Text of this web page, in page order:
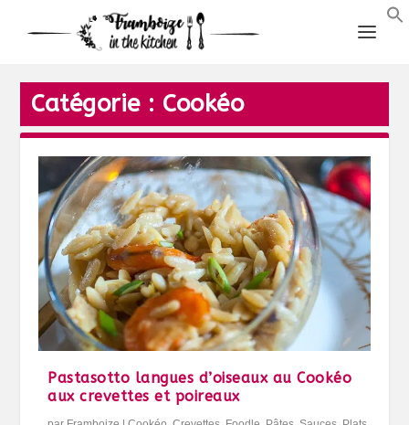
Catégorie : Cookéo
Pastasotto langues d’oiseaux au Cookéo
aux crevettes et poireaux